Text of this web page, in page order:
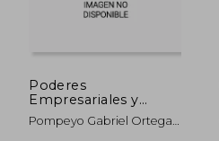
Poderes
Empresariales y
Resolucion del
Contrato de Trabajo
Pompeyo Gabriel Ortega